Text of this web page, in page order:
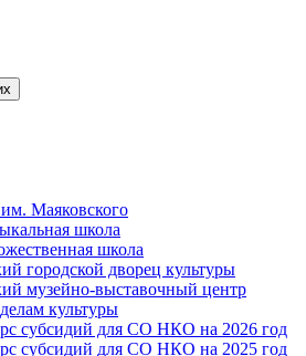
Маяковского
школа
школа
городской дворец культуры
музейно-выставочный центр
культуры
субсидий для СО НКО на 2026 год
субсидий для СО НКО на 2025 год